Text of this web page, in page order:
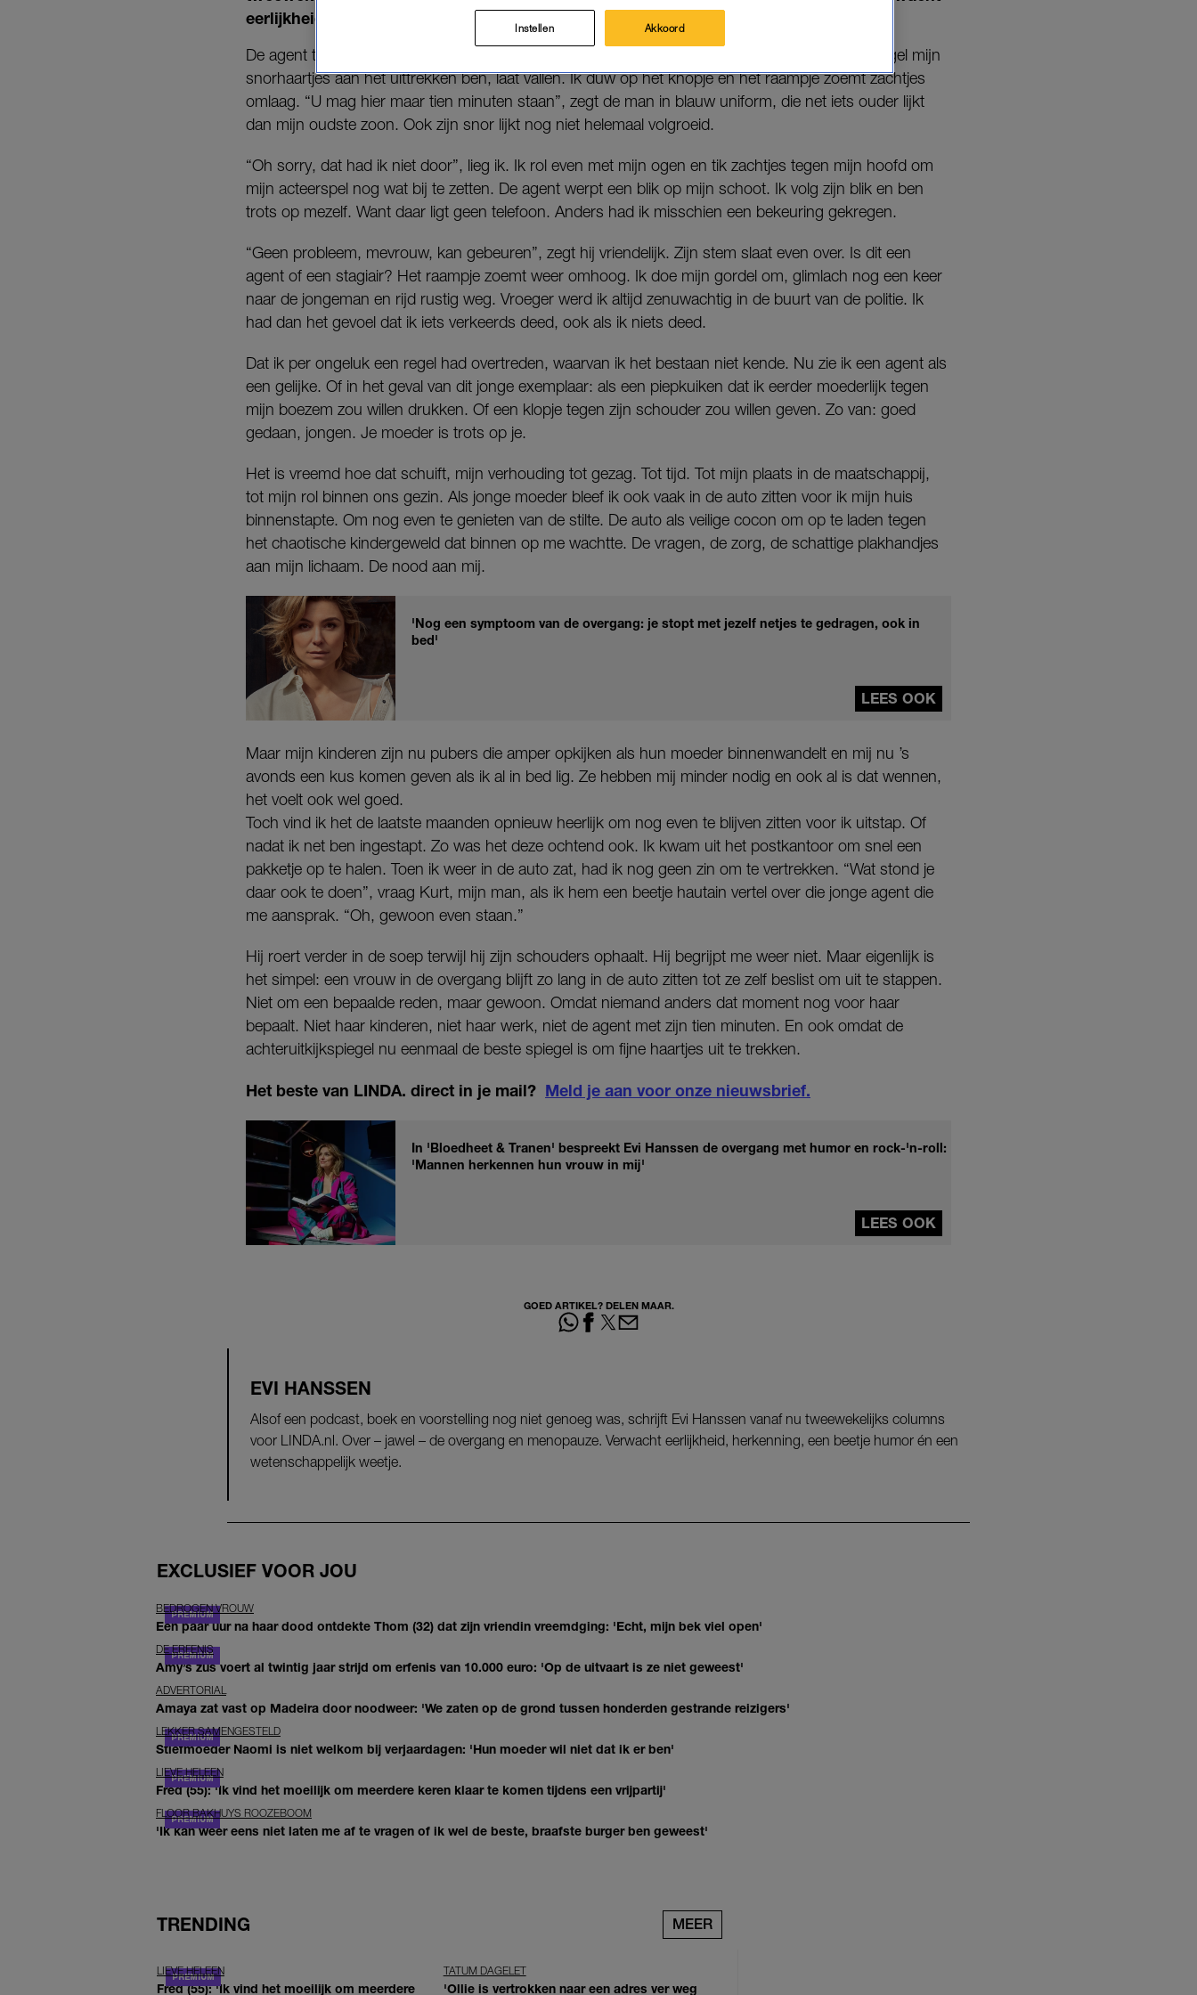
eerlijkheid, herkenning, een beetje humor én een wetenschappelijk weetje.
De agent tikt op mijn raam. Ik schrik zo hard dat ik de pincet waarmee ik in de achteruitkijkspiegel mijn
snorhaartjes aan het uittrekken ben, laat vallen. Ik duw op het knopje en het raampje zoemt zachtjes
omlaag. “U mag hier maar tien minuten staan”, zegt de man in blauw uniform, die net iets ouder lijkt
dan mijn oudste zoon. Ook zijn snor lijkt nog niet helemaal volgroeid.
“Oh sorry, dat had ik niet door”, lieg ik. Ik rol even met mijn ogen en tik zachtjes tegen mijn hoofd om
mijn acteerspel nog wat bij te zetten. De agent werpt een blik op mijn schoot. Ik volg zijn blik en ben
trots op mezelf. Want daar ligt geen telefoon. Anders had ik misschien een bekeuring gekregen.
“Geen probleem, mevrouw, kan gebeuren”, zegt hij vriendelijk. Zijn stem slaat even over. Is dit een
agent of een stagiair? Het raampje zoemt weer omhoog. Ik doe mijn gordel om, glimlach nog een keer
naar de jongeman en rijd rustig weg. Vroeger werd ik altijd zenuwachtig in de buurt van de politie. Ik
had dan het gevoel dat ik iets verkeerds deed, ook als ik niets deed.
Dat ik per ongeluk een regel had overtreden, waarvan ik het bestaan niet kende. Nu zie ik een agent als
een gelijke. Of in het geval van dit jonge exemplaar: als een piepkuiken dat ik eerder moederlijk tegen
mijn boezem zou willen drukken. Of een klopje tegen zijn schouder zou willen geven. Zo van: goed
gedaan, jongen. Je moeder is trots op je.
Het is vreemd hoe dat schuift, mijn verhouding tot gezag. Tot tijd. Tot mijn plaats in de maatschappij,
tot mijn rol binnen ons gezin. Als jonge moeder bleef ik ook vaak in de auto zitten voor ik mijn huis
binnenstapte. Om nog even te genieten van de stilte. De auto als veilige cocon om op te laden tegen
het chaotische kindergeweld dat binnen op me wachtte. De vragen, de zorg, de schattige plakhandjes
aan mijn lichaam. De nood aan mij.
'Nog een symptoom van de overgang: je stopt met jezelf netjes te gedragen, ook in
bed'
LEES OOK
Maar mijn kinderen zijn nu pubers die amper opkijken als hun moeder binnenwandelt en mij nu ’s
avonds een kus komen geven als ik al in bed lig. Ze hebben mij minder nodig en ook al is dat wennen,
het voelt ook wel goed.
Toch vind ik het de laatste maanden opnieuw heerlijk om nog even te blijven zitten voor ik uitstap. Of
nadat ik net ben ingestapt. Zo was het deze ochtend ook. Ik kwam uit het postkantoor om snel een
pakketje op te halen. Toen ik weer in de auto zat, had ik nog geen zin om te vertrekken. “Wat stond je
daar ook te doen”, vraag Kurt, mijn man, als ik hem een beetje hautain vertel over die jonge agent die
me aansprak. “Oh, gewoon even staan.”
Hij roert verder in de soep terwijl hij zijn schouders ophaalt. Hij begrijpt me weer niet. Maar eigenlijk is
het simpel: een vrouw in de overgang blijft zo lang in de auto zitten tot ze zelf beslist om uit te stappen.
Niet om een bepaalde reden, maar gewoon. Omdat niemand anders dat moment nog voor haar
bepaalt. Niet haar kinderen, niet haar werk, niet de agent met zijn tien minuten. En ook omdat de
achteruitkijkspiegel nu eenmaal de beste spiegel is om fijne haartjes uit te trekken.
Het beste van LINDA. direct in je mail? Meld je aan voor onze nieuwsbrief.
In 'Bloedheet & Tranen' bespreekt Evi Hanssen de overgang met humor en rock-'n-roll:
'Mannen herkennen hun vrouw in mij'
LEES OOK
GOED ARTIKEL? DELEN MAAR.
EVI HANSSEN
Alsof een podcast, boek en voorstelling nog niet genoeg was, schrijft Evi Hanssen vanaf nu tweewekelijks columns
voor LINDA.nl. Over – jawel – de overgang en menopauze. Verwacht eerlijkheid, herkenning, een beetje humor én een
wetenschappelijk weetje.
EXCLUSIEF VOOR JOU
BEDROGEN VROUW
Een paar uur na haar dood ontdekte Thom (32) dat zijn vriendin vreemdging: 'Echt, mijn bek viel open'
DE ERFENIS
Amy’s zus voert al twintig jaar strijd om erfenis van 10.000 euro: 'Op de uitvaart is ze niet geweest'
ADVERTORIAL
Amaya zat vast op Madeira door noodweer: 'We zaten op de grond tussen honderden gestrande reizigers'
LEKKER SAMENGESTELD
Stiefmoeder Naomi is niet welkom bij verjaardagen: 'Hun moeder wil niet dat ik er ben'
LIEVE HELEEN
Fred (55): 'Ik vind het moeilijk om meerdere keren klaar te komen tijdens een vrijpartij'
FLOOR BAKHUYS ROOZEBOOM
'Ik kan weer eens niet laten me af te vragen of ik wel de beste, braafste burger ben geweest'
TRENDING MEER
LIEVE HELEEN
Fred (55): 'Ik vind het moeilijk om meerdere
TATUM DAGELET
'Ollie is vertrokken naar een adres ver weg
Instellen Akkoord